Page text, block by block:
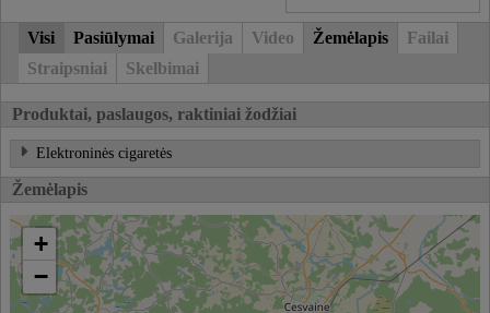
Visi Pasiūlymai Galerija Video Žemėlapis
Failai
Straipsniai
Skelbimai
Produktai, paslaugos, raktiniai žodžiai
Elektroninės cigaretės
Žemėlapis
+
−